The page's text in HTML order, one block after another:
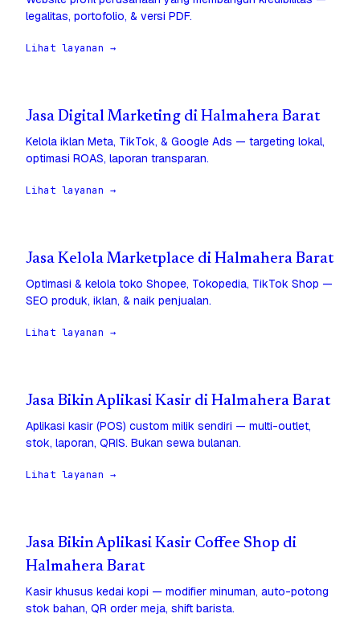
legalitas, portofolio, & versi PDF.
Lihat layanan →
Jasa Digital Marketing di Halmahera Barat
Kelola iklan Meta, TikTok, & Google Ads — targeting lokal,
optimasi ROAS, laporan transparan.
Lihat layanan →
Jasa Kelola Marketplace di Halmahera Barat
Optimasi & kelola toko Shopee, Tokopedia, TikTok Shop —
SEO produk, iklan, & naik penjualan.
Lihat layanan →
Jasa Bikin Aplikasi Kasir di Halmahera Barat
Aplikasi kasir (POS) custom milik sendiri — multi-outlet,
stok, laporan, QRIS. Bukan sewa bulanan.
Lihat layanan →
Jasa Bikin Aplikasi Kasir Coffee Shop di
Halmahera Barat
Kasir khusus kedai kopi — modifier minuman, auto-potong
stok bahan, QR order meja, shift barista.